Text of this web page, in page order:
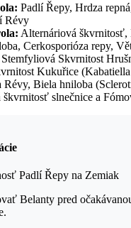
Padlí Řepy, Hrdza
Révy
Alternáriová škvrnitosť,
Cerkosporióza repy,
Skvrnitost
Kukuřice (Kabatiella
Révy, Biela hniloba
škvrnitosť slnečnice a
Padlí Řepy na Zemiak
Belanty pred